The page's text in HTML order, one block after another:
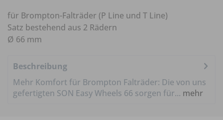
für Brompton-Falträder (P Line und T Line)
Satz bestehend aus 2 Rädern
Ø 66 mm
Beschreibung
Mehr Komfort für Brompton Falträder: Die von uns
gefertigten SON Easy Wheels 66 sorgen für... mehr